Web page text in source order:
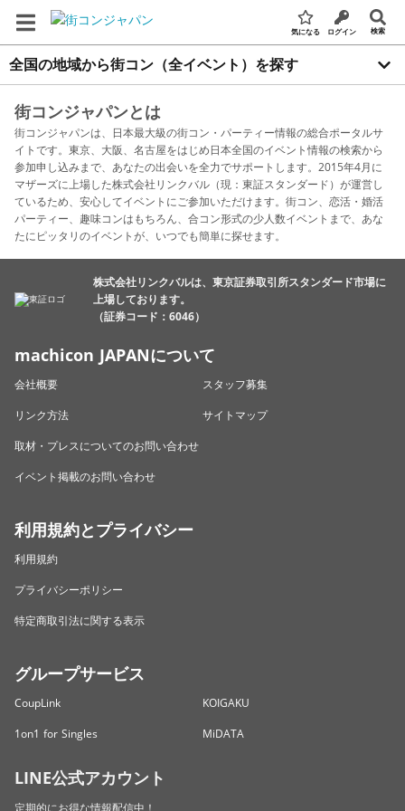
気になる ログイン 検索
全国の地域から街コン（全イベント）を探す
街コンジャパンとは
街コンジャパンは、日本最大級の街コン・パーティー情報の総合ポータルサ
イトです。東京、大阪、名古屋をはじめ日本全国のイベント情報の検索から
参加申し込みまで、あなたの出会いを全力でサポートします。2015年4月に
マザーズに上場した株式会社リンクバル（現：東証スタンダード）が運営し
ているため、安心してイベントにご参加いただけます。街コン、恋活・婚活
パーティー、趣味コンはもちろん、合コン形式の少人数イベントまで、あな
たにピッタリのイベントが、いつでも簡単に探せます。
株式会社リンクバルは、東京証券取引所スタンダード市場に
上場しております。
（証券コード：6046）
machicon JAPANについて
会社概要
スタッフ募集
リンク方法
サイトマップ
取材・プレスについてのお問い合わせ
イベント掲載のお問い合わせ
利用規約とプライバシー
利用規約
プライバシーポリシー
特定商取引法に関する表示
グループサービス
CoupLink
KOIGAKU
1on1 for Singles
MiDATA
LINE公式アカウント
定期的にお得な情報配信中！